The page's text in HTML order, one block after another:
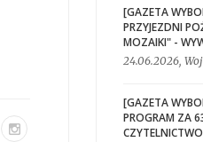
[GAZETA
PRZYJEZDNI
MOZAIKI" -
24.06.2026,
[GAZETA
PROGRAM ZA